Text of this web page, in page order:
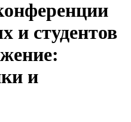
и студентов
и